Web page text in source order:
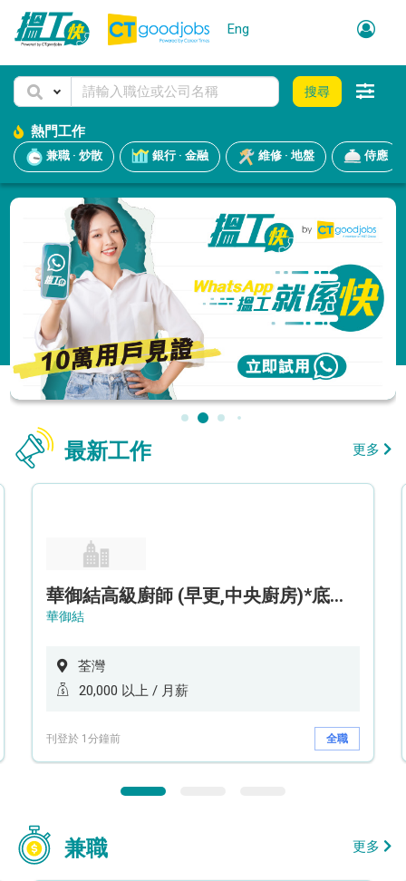
Eng
搜尋
熱門工作
兼職 · 炒散 銀行 · 金融 維修 · 地盤 侍應
最新工作 更多
華御結高級廚師 (早更,中央廚房)*底薪可達20k* (5天工作週)
華御結
荃灣
20,000 以上 / 月薪
刊登於 1分鐘前 全職
兼職 更多